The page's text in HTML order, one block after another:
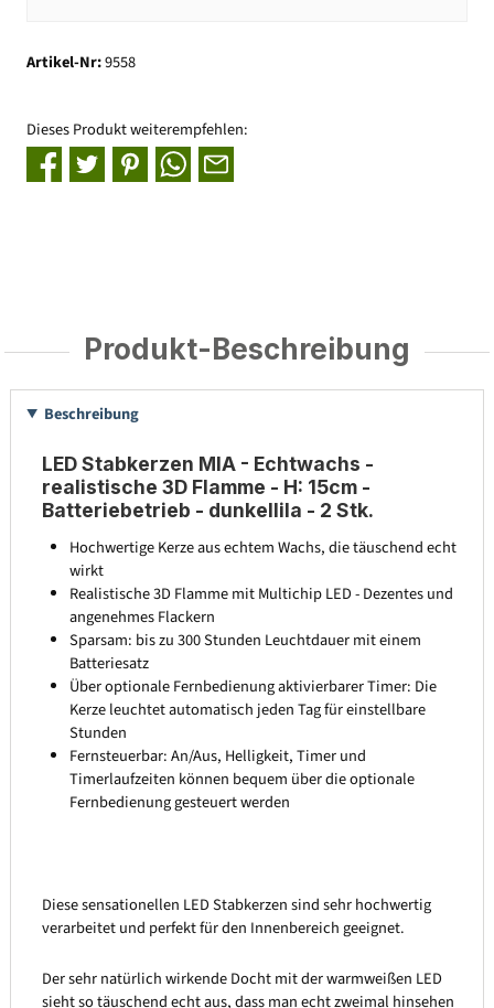
Artikel-Nr:9558
Dieses Produkt weiterempfehlen:
Produkt-Beschreibung
Beschreibung
LED Stabkerzen MIA - Echtwachs -
realistische 3D Flamme - H: 15cm -
Batteriebetrieb - dunkellila - 2 Stk.
Hochwertige Kerze aus echtem Wachs, die täuschend echt
wirkt
Realistische 3D Flamme mit Multichip LED - Dezentes und
angenehmes Flackern
Sparsam: bis zu 300 Stunden Leuchtdauer mit einem
Batteriesatz
Über optionale Fernbedienung aktivierbarer Timer: Die
Kerze leuchtet automatisch jeden Tag für einstellbare
Stunden
Fernsteuerbar: An/Aus, Helligkeit, Timer und
Timerlaufzeiten können bequem über die optionale
Fernbedienung gesteuert werden
Diese sensationellen LED Stabkerzen sind sehr hochwertig
verarbeitet und perfekt für den Innenbereich geeignet.
Der sehr natürlich wirkende Docht mit der warmweißen LED
sieht so täuschend echt aus, dass man echt zweimal hinsehen